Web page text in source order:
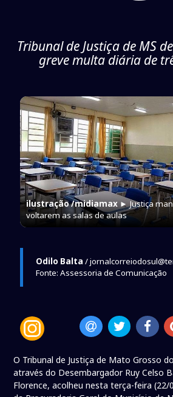
Tribunal de Justiça de MS
greve multa diária de
ilustração /midiamax► Justiça
voltarem as salas de aulas
Odilo Balta /
Fonte: Assessoria de Comunicação
O Tribunal de Justiça de Mato Grosso
através do Desembargador Ruy Celso
Florence, acolheu nesta terça-feira (22/